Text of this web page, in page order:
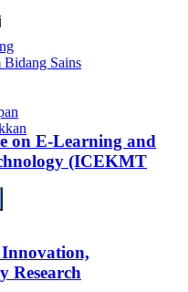
Sains
on E-Learning and
(ICEKMT
Research